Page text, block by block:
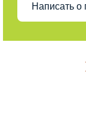
Написать о